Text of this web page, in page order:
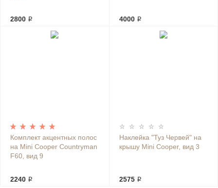
2800 ₽ 4000 ₽
Комплект акцентных полос
на Mini Cooper Countryman
F60, вид 9
2240 ₽
Наклейка "Туз Червей" на
крышу Mini Cooper, вид 3
2575 ₽